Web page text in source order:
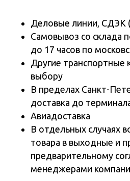
Деловые линии, СДЭК
Самовывоз со склада
до 17 часов по
Другие
выбору
В пределах Санкт-
доставка до
Авиадоставка
В отдельных случаях
товара в выходные и
предварительному
менеджерами